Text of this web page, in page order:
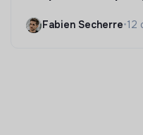
Fabien Secherre•12